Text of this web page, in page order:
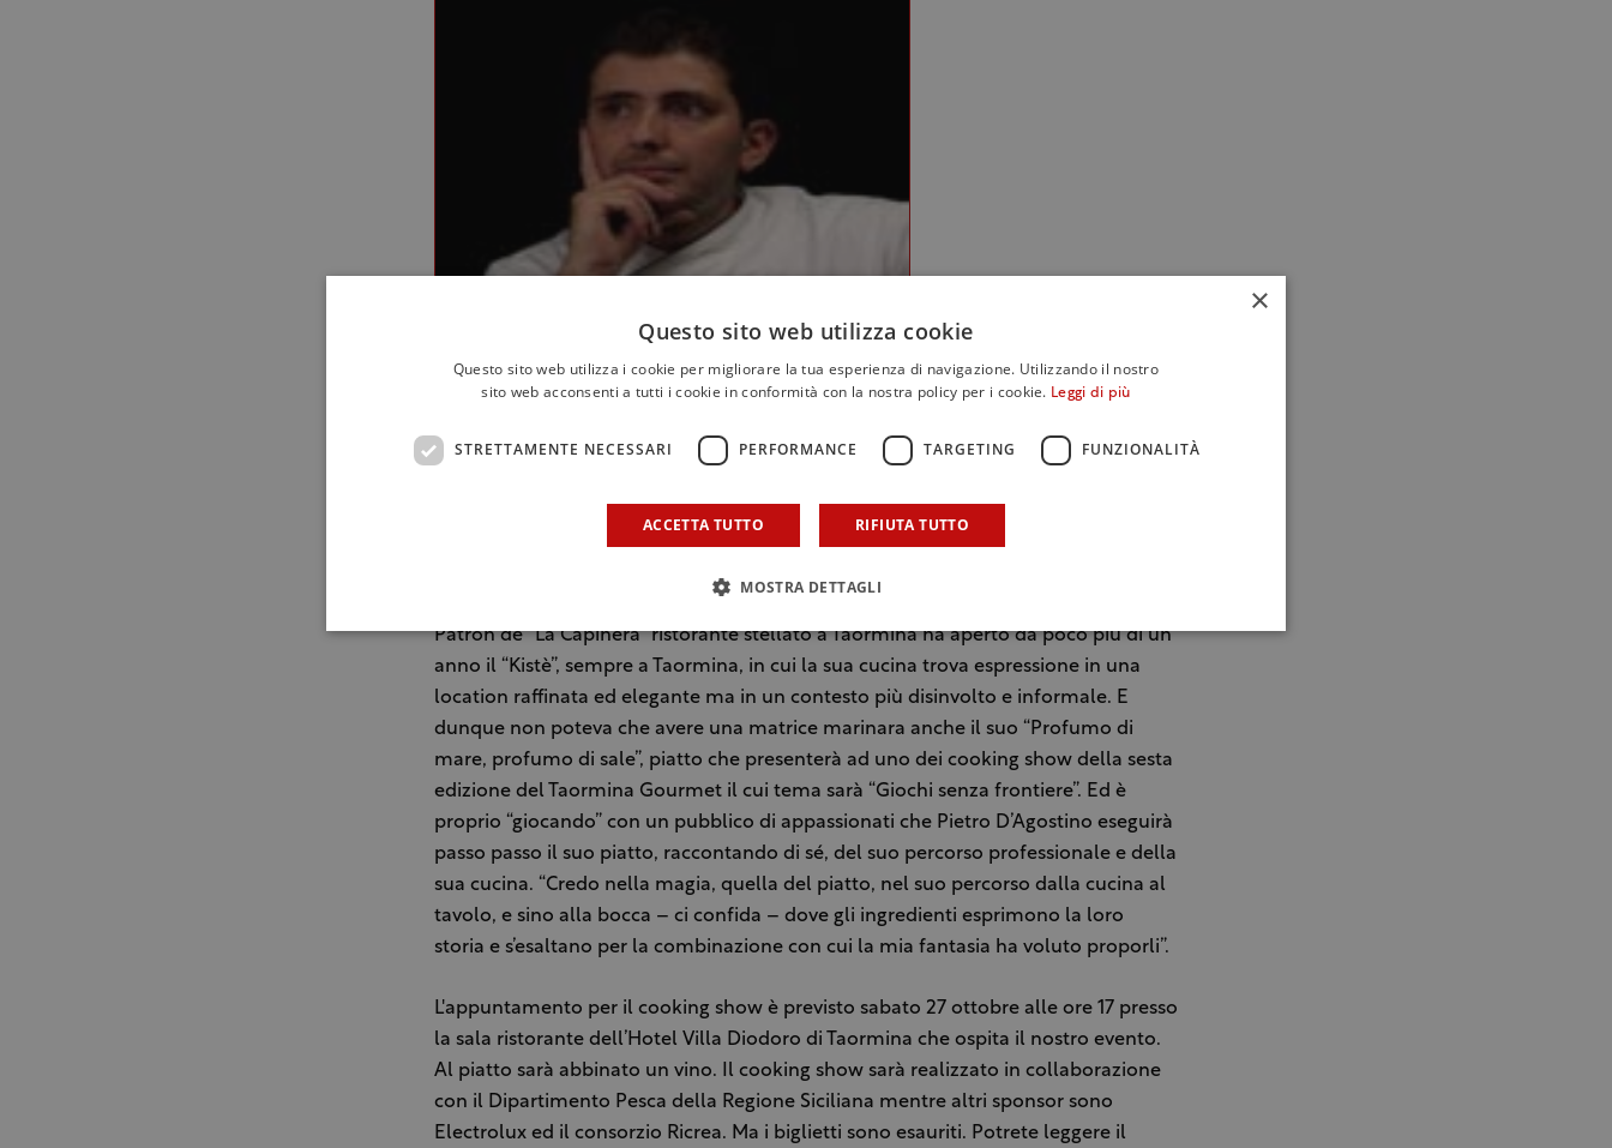
(Pietro D'Agostino)
al contempo ricercata, il cui ingrediente principale è il pesce in tutte le sue forme
Patron de “La Capinera” ristorante stellato a Taormina ha aperto da poco più di un
anno il “Kistè”, sempre a Taormina, in cui la sua cucina trova espressione in una
location raffinata ed elegante ma in un contesto più disinvolto e informale. E
dunque non poteva che avere una matrice marinara anche il suo “Profumo di
mare, profumo di sale”, piatto che presenterà ad uno dei cooking show della sesta
edizione del Taormina Gourmet il cui tema sarà “Giochi senza frontiere”. Ed è
proprio “giocando” con un pubblico di appassionati che Pietro D’Agostino eseguirà
passo passo il suo piatto, raccontando di sé, del suo percorso professionale e della
sua cucina. “Credo nella magia, quella del piatto, nel suo percorso dalla cucina al
tavolo, e sino alla bocca – ci confida – dove gli ingredienti esprimono la loro
storia e s’esaltano per la combinazione con cui la mia fantasia ha voluto proporli”.
L'appuntamento per il cooking show è previsto sabato 27 ottobre alle ore 17 presso
la sala ristorante dell’Hotel Villa Diodoro di Taormina che ospita il nostro evento.
Al piatto sarà abbinato un vino. Il cooking show sarà realizzato in collaborazione
con il Dipartimento Pesca della Regione Siciliana mentre altri sponsor sono
Electrolux ed il consorzio Ricrea. Ma i biglietti sono esauriti. Potrete leggere il
×
Questo sito web utilizza cookie
Questo sito web utilizza i cookie per migliorare la tua esperienza di navigazione. Utilizzando il nostro
sito web acconsenti a tutti i cookie in conformità con la nostra policy per i cookie. Leggi di più
STRETTAMENTE NECESSARI PERFORMANCE TARGETING FUNZIONALITÀ
ACCETTA TUTTO RIFIUTA TUTTO
MOSTRA DETTAGLI